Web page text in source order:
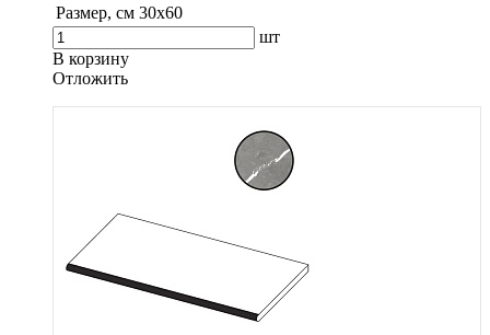
Размер, см 30x60
шт
В корзину
Oтложить